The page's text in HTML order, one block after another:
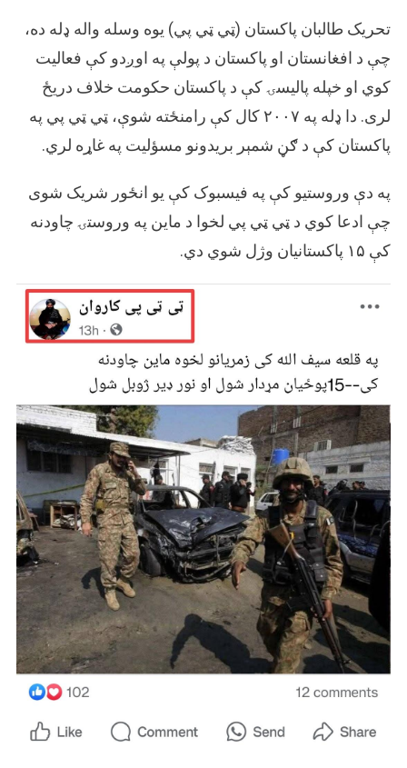
ټي
ټي
له
لوري
شوې.
تحریک طالبان پاکستان (ټي ټي پي) یوه وسله واله ډله ده،
چې د افغانستان او پاکستان د پولې په اوږدو کې فعالیت
کوي او خپله پالیسۍ کې د پاکستان حکومت خلاف دریځ
لری. دا ډله په ۲۰۰۷ کال کې رامنځته شوې، ټي ټي پي په
پاکستان کې د ګڼ شمېر بریدونو مسؤلیت په غاړه لري.
په دې وروستیو کې په فیسبوک کې یو انځور شریک شوی
چې ادعا کوي د ټي ټي پي لخوا د ماین په وروستۍ چاودنه
کې ۱۵ پاکستانیان وژل شوي دي.